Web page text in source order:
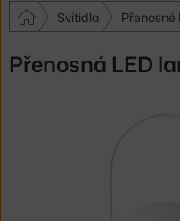
Svítidla
Přenosná LED